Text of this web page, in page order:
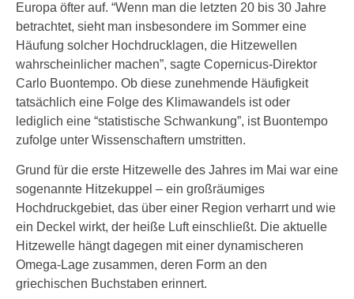
Europa öfter auf. “Wenn man die letzten 20 bis 30 Jahre
betrachtet, sieht man insbesondere im Sommer eine
Häufung solcher Hochdrucklagen, die Hitzewellen
wahrscheinlicher machen”, sagte Copernicus-Direktor
Carlo Buontempo. Ob diese zunehmende Häufigkeit
tatsächlich eine Folge des Klimawandels ist oder
lediglich eine “statistische Schwankung”, ist Buontempo
zufolge unter Wissenschaftern umstritten.
Grund für die erste Hitzewelle des Jahres im Mai war eine
sogenannte Hitzekuppel – ein großräumiges
Hochdruckgebiet, das über einer Region verharrt und wie
ein Deckel wirkt, der heiße Luft einschließt. Die aktuelle
Hitzewelle hängt dagegen mit einer dynamischeren
Omega-Lage zusammen, deren Form an den
griechischen Buchstaben erinnert.